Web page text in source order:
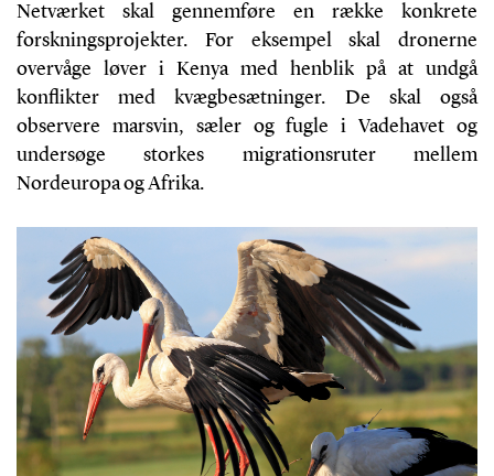
Netværket skal gennemføre en række konkrete
forskningsprojekter. For eksempel skal dronerne
overvåge løver i Kenya med henblik på at undgå
konflikter med kvægbesætninger. De skal også
observere marsvin, sæler og fugle i Vadehavet og
undersøge storkes migrationsruter mellem
Nordeuropa og Afrika.